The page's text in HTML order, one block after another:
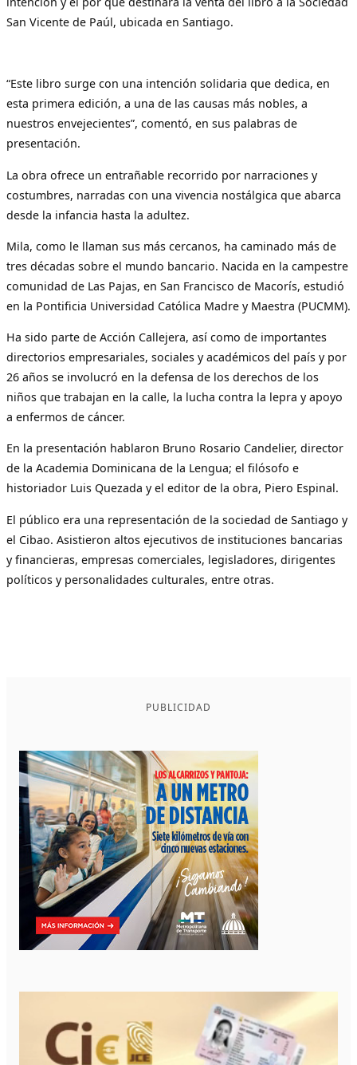
San Vicente de Paúl, ubicada en Santiago.
“Este libro surge con una intención solidaria que dedica, en
esta primera edición, a una de las causas más nobles, a
nuestros envejecientes”, comentó, en sus palabras de
presentación.
La obra ofrece un entrañable recorrido por narraciones y
costumbres, narradas con una vivencia nostálgica que abarca
desde la infancia hasta la adultez.
Mila, como le llaman sus más cercanos, ha caminado más de
tres décadas sobre el mundo bancario. Nacida en la campestre
comunidad de Las Pajas, en San Francisco de Macorís, estudió
en la Pontificia Universidad Católica Madre y Maestra (PUCMM).
Ha sido parte de Acción Callejera, así como de importantes
directorios empresariales, sociales y académicos del país y por
26 años se involucró en la defensa de los derechos de los
niños que trabajan en la calle, la lucha contra la lepra y apoyo
a enfermos de cáncer.
En la presentación hablaron Bruno Rosario Candelier, director
de la Academia Dominicana de la Lengua; el filósofo e
historiador Luis Quezada y el editor de la obra, Piero Espinal.
El público era una representación de la sociedad de Santiago y
el Cibao. Asistieron altos ejecutivos de instituciones bancarias
y financieras, empresas comerciales, legisladores, dirigentes
políticos y personalidades culturales, entre otras.
PUBLICIDAD